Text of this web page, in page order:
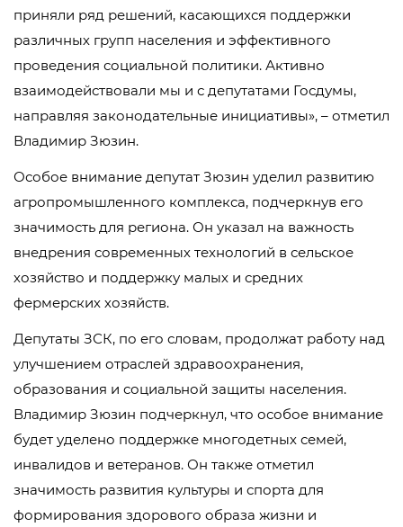
приняли ряд решений, касающихся поддержки
различных групп населения и эффективного
проведения социальной политики. Активно
взаимодействовали мы и с депутатами Госдумы,
направляя законодательные инициативы», – отметил
Владимир Зюзин.
Особое внимание депутат Зюзин уделил развитию
агропромышленного комплекса, подчеркнув его
значимость для региона. Он указал на важность
внедрения современных технологий в сельское
хозяйство и поддержку малых и средних
фермерских хозяйств.
Депутаты ЗСК, по его словам, продолжат работу над
улучшением отраслей здравоохранения,
образования и социальной защиты населения.
Владимир Зюзин подчеркнул, что особое внимание
будет уделено поддержке многодетных семей,
инвалидов и ветеранов. Он также отметил
значимость развития культуры и спорта для
формирования здорового образа жизни и